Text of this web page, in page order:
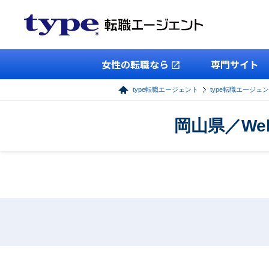
女性の転職なら 専門サイト
type転職エージェント type転職エージェ
岡山県／